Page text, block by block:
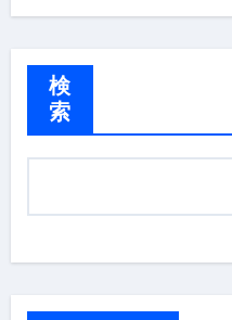
検
索